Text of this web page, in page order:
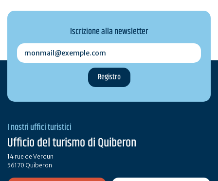
Iscrizione alla newsletter
monmail@exemple.com
I nostri uffici turistici
Ufficio del turismo di Quiberon
14 rue de Verdun
56170 Quiberon